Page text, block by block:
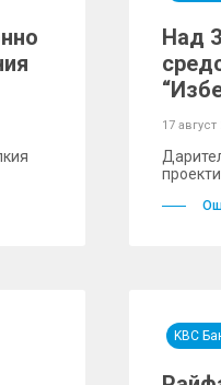
Над
17 август
KBC